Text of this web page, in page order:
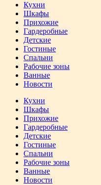
Кухни
Шкафы
Прихожие
Гардеробные
Детские
Гостиные
Спальни
Рабочие зоны
Ванные
Новости
Кухни
Шкафы
Прихожие
Гардеробные
Детские
Гостиные
Спальни
Рабочие зоны
Ванные
Новости